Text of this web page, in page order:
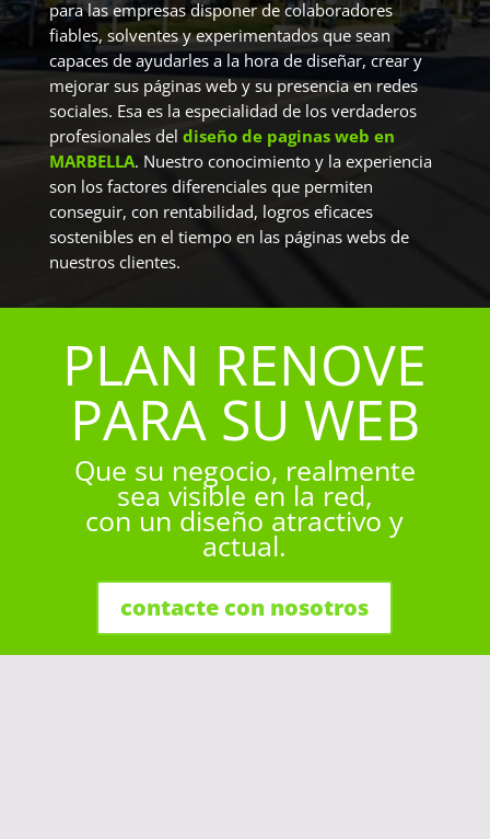
para las empresas disponer de colaboradores
fiables, solventes y experimentados que sean
capaces de ayudarles a la hora de diseñar, crear y
mejorar sus páginas web y su presencia en redes
sociales. Esa es la especialidad de los verdaderos
profesionales del diseño de paginas web en
MARBELLA. Nuestro conocimiento y la experiencia
son los factores diferenciales que permiten
conseguir, con rentabilidad, logros eficaces
sostenibles en el tiempo en las páginas webs de
nuestros clientes.
PLAN RENOVE
PARA SU WEB
Que su negocio, realmente
sea visible en la red,
con un diseño atractivo y
actual.
contacte con nosotros